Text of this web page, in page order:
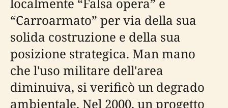
localmente “Falsa opera” e
“Carroarmato” per via della sua
solida costruzione e della sua
posizione strategica. Man mano
che l'uso militare dell'area
diminuiva, si verificò un degrado
ambientale. Nel 2000, un progetto